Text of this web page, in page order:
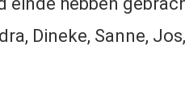
Dineke, Sanne,